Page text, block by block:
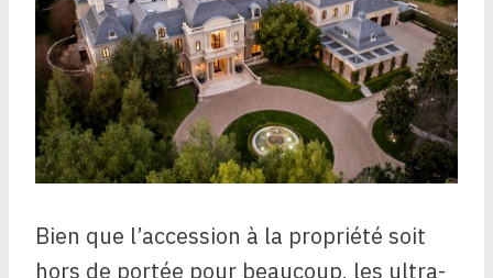
Bien que l’accession à la propriété soit
hors de portée pour beaucoup, les ultra-